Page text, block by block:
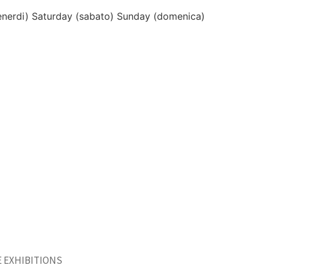
Saturday (sabato) Sunday (domenica)
EXHIBITIONS